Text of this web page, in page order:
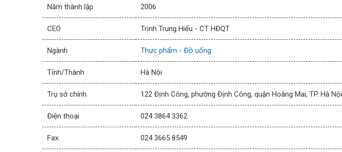
Năm thành lập 2006
CEO Trịnh Trung Hiếu - CT HĐQT
Ngành Thực phẩm - Đồ uống
Tỉnh/Thành Hà Nội
Trụ sở chính 122 Định Công, phường Định Công, quận Hoàng Mai, TP. Hà Nội
Điện thoại 024 3864 3362
Fax 024 3665 8549